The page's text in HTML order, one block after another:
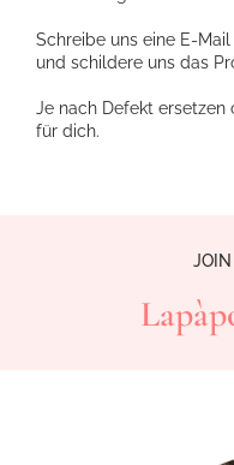
Schreibe uns eine E-
und schildere uns das
Je nach Defekt ersetzen
für dich.